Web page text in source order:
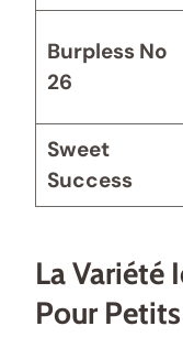
Burpless No
26
Sweet
Success
La Variété
Pour